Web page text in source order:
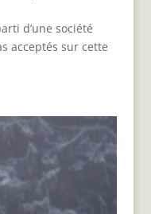
d’une société
acceptés sur cette